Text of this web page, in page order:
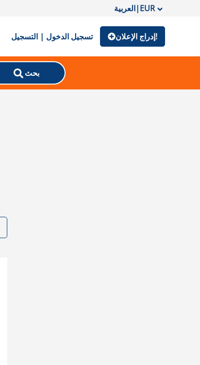
العربية|EUR
تسجيل الدخول | التسجيل إدراج الإعلان!
بحث